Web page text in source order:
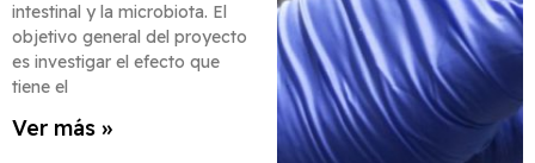
intestinal y la microbiota. El
objetivo general del proyecto
es investigar el efecto que
tiene el
Ver más »